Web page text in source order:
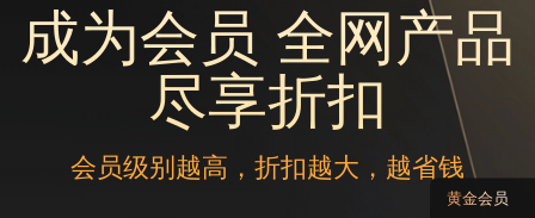
成为会员 全网产品
尽享折扣
会员级别越高，折扣越大，越省钱
黄金会员